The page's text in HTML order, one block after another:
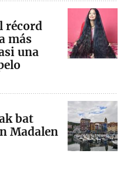
récord
más
una
bat
Madalen